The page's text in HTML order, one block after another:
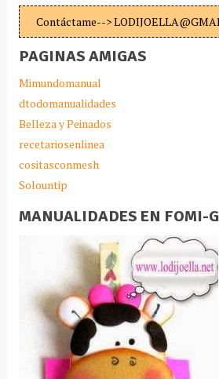
Contáctame-->
PAGINAS AMIGAS
Mimundomanual
dtodomanualidades
Belleza y Peinados
recetariosenlinea
cositasconmesh
Solountip
MANUALIDADES EN FOMI-